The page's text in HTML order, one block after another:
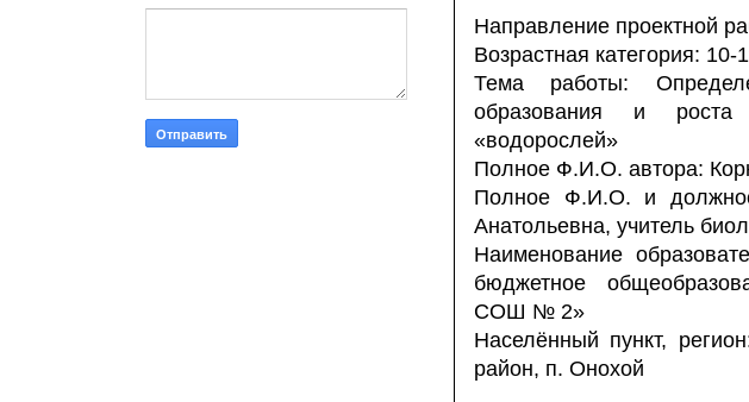
Направление проектной
Возрастная категория: 10-
Тема работы:
образования и роста
«водорослей»
Полное Ф.И.О. автора:
Полное Ф.И.О. и
Анатольевна, учитель
Наименование
бюджетное
СОШ № 2»
Населённый пункт,
район, п. Онохой